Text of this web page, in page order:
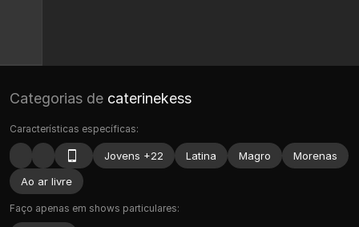
Categorias de caterinekess
Características específicas:
Jovens +22 Latina Magro
Morenas
Ao ar livre
Faço apenas em shows particulares: